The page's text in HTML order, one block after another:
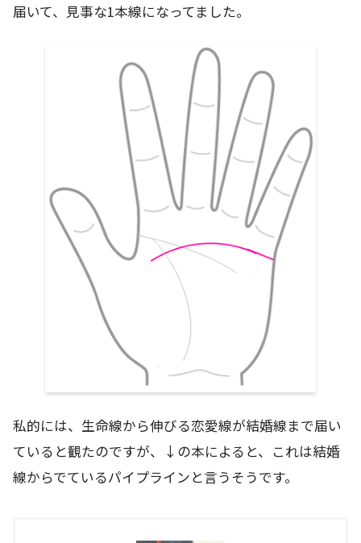
届いて、見事な1本線になってました。
私的には、生命線から伸びる恋愛線が結婚線まで届い
ていると観たのですが、↓の本によると、これは結婚
線からでているパイプラインと言うそうです。